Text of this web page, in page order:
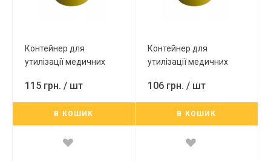
Контейнер для
утилізації медичних
115 грн. / шт
В КОШИК
Контейнер для
утилізації медичних
106 грн. / шт
В КОШИК